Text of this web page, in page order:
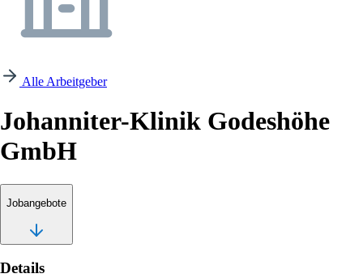
Alle Arbeitgeber
Johanniter-Klinik Godeshöhe
GmbH
Jobangebote
Details